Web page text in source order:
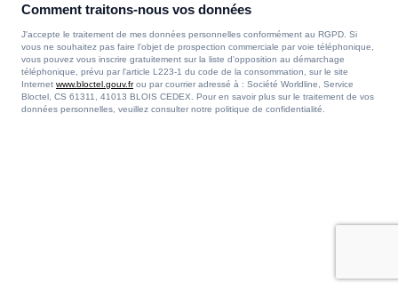
Comment traitons-nous vos données
J'accepte le traitement de mes données personnelles conformément au RGPD. Si
vous ne souhaitez pas faire l'objet de prospection commerciale par voie téléphonique,
vous pouvez vous inscrire gratuitement sur la liste d'opposition au démarchage
téléphonique, prévu par l'article L223-1 du code de la consommation, sur le site
Internet www.bloctel.gouv.frou par courrier adressé à : Société Worldline, Service
Bloctel, CS 61311, 41013 BLOIS CEDEX. Pour en savoir plus sur le traitement de vos
données personnelles, veuillez consulter notre politique de confidentialité.